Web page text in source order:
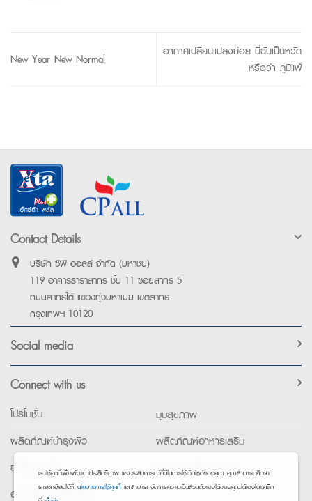
New Year New Normal
อากาศเปลี่ยนแปลงบ่อย นี่ฉันเป็นหวัด
หรือว่า ภูมิแพ้
Contact Details
บริษัท ซีพี ออลล์ จำกัด (มหาชน)
119 อาคารธาราสาทร ชั้น 11 ซอยสาทร 5
ถนนสาทรใต้ แขวงทุ่งมหาเมฆ เขตสาทร
กรุงเทพฯ 10120
Social media
Connect with us
โปรโมชั่น
มุมสุขภาพ
ผลิตภัณฑ์บำรุงผิว
ผลิตภัณฑ์อาหารเสริม
ยาใช้เฉพาะที่
อุปกรณ์เพื่อสุขภาพ
อาหารทางการแพทย์
เราใช้คุกกี้เพื่อพัฒนาประสิทธิภาพ และประสบการณ์ที่ดีในการใช้เว็บไซต์ของคุณ คุณสามารถศึกษา
รายละเอียดได้ที่ นโยบายการใช้คุกกี้ และสามารถจัดการความเป็นส่วนตัวเองได้ของคุณได้เองโดยคลิก